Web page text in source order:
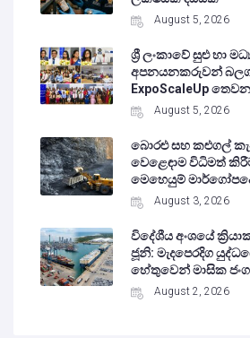
August 5, 2026
ශ්‍රී ලංකාවේ සුළු හා
අපනයනකරුවන්
ExpoScaleUp
August 5, 2026
බොරළු සහ කළුගල්
වෙළෙඳාම විධිමත්
මෙහෙයුම්
August 3, 2026
විදේශීය අංශයේ
ජූනි: මැදපෙරදිග
හේතුවෙන් මාසික
August 2, 2026